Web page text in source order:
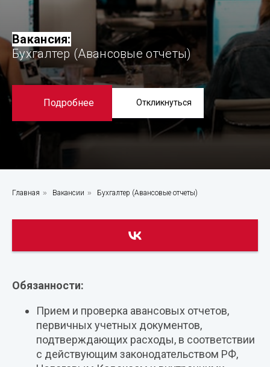
Вакансия:
Бухгалтер (Авансовые отчеты)
Подробнее Откликнуться
Главная » Вакансии » Бухгалтер (Авансовые отчеты)
Обязанности:
Прием и проверка авансовых отчетов,
первичных учетных документов,
подтверждающих расходы, в соответствии
с действующим законодательством РФ,